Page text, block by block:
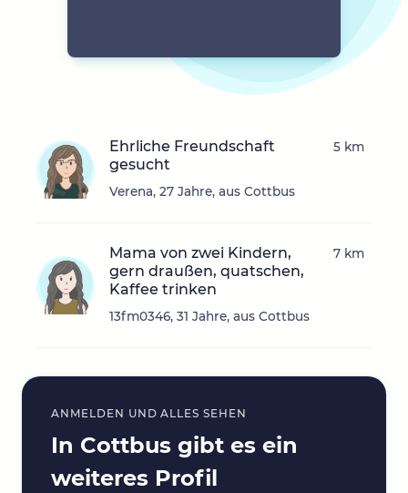
Ehrliche Freundschaft
gesucht
Verena, 27 Jahre, aus Cottbus
5 km
Mama von zwei Kindern,
gern draußen, quatschen,
Kaffee trinken
13fm0346, 31 Jahre, aus Cottbus
7 km
ANMELDEN UND ALLES SEHEN
In Cottbus gibt es ein
weiteres Profil